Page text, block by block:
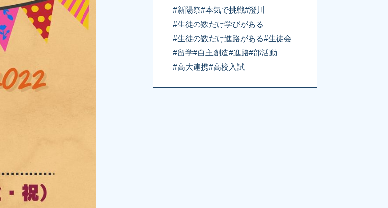
#新陽祭#本気で挑戦#澄川
#生徒の数だけ学びがある
#生徒の数だけ進路がある#生徒会
#留学#自主創造#進路#部活動
#高大連携#高校入試